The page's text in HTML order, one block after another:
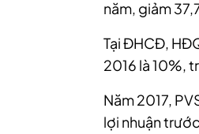
năm, giảm
Tại ĐHCĐ,
2016 là 10%,
Năm 2017,
lợi nhuận